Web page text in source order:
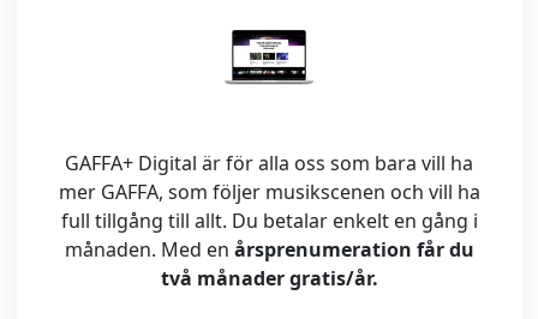
GAFFA+ Digital är för alla oss som bara vill ha
mer GAFFA, som följer musikscenen och vill ha
full tillgång till allt. Du betalar enkelt en gång i
månaden. Med en årsprenumeration får du
två månader gratis/år.